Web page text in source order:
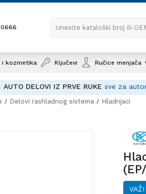
Unesite kataloški broj ili
i kozmetika Ključevi Ručice menjača
AUTO DELOVI IZ PRVE RUKE sve za
Delovi rashladnog sistema Hladnjaci